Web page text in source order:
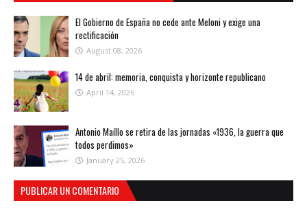
El Gobierno de España no cede ante Meloni y exige una
rectificación
August 08, 2026
14 de abril: memoria, conquista y horizonte republicano
April 14, 2026
Antonio Maíllo se retira de las jornadas «1936, la guerra que
todos perdimos»
January 25, 2026
PUBLICAR UN COMENTARIO